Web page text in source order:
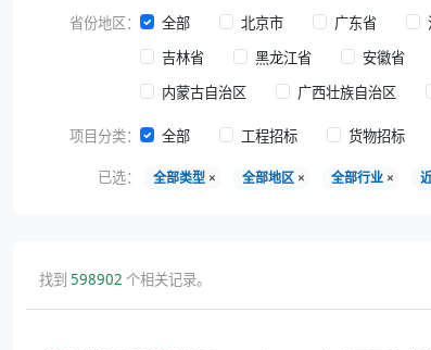
省份地区： 全部 北京市 广东省
吉林省
黑龙江省 安徽省
内蒙古自治区
广西壮族自治区
项目分类： 全部 工程招标 货物招标
已选： 全部类型 × 全部地区 × 全部行业 ×
找到 598902 个相关记录。